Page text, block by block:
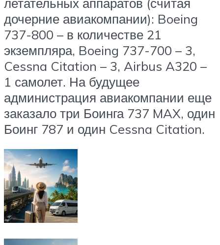
дочерние авиакомпании): Boeing
737-800 – в количестве 21
экземпляра, Boeing 737-700 – 3,
Cessna Citation – 3, Airbus A320 –
1 самолет. На будущее
администрация авиакомпании еще
заказало три Боинга 737 MAX, один
Боинг 787 и один Cessna Citation.